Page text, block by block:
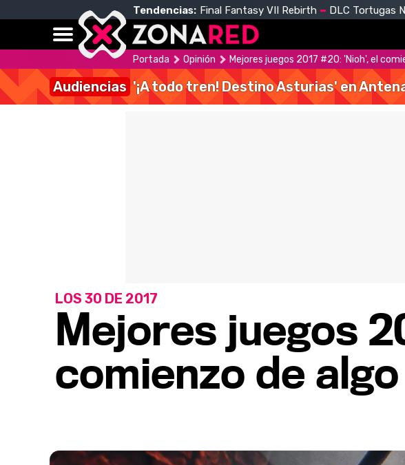
Tendencias: Final Fantasy VII Rebirth DLC Tortugas
Portada Opinión Mejores juegos 2017 #20: 'Nioh', el
Audiencias '¡A todo tren! Destino Asturias' en
Mejores juegos
comienzo de
LOS 30 DE 2017